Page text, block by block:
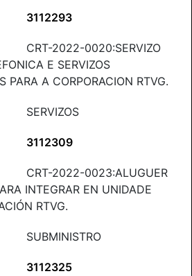
3112293
CRT-2022-0020:SERVIZO
E SERVIZOS
PARA A CORPORACION RTVG.
SERVIZOS
3112309
CRT-2022-0023:ALUGUER
INTEGRAR EN UNIDADE
RTVG.
SUBMINISTRO
3112325